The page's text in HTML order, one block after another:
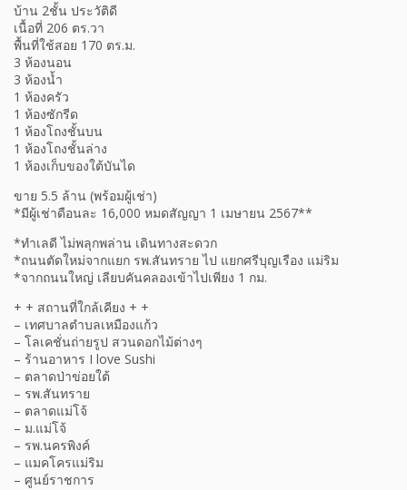
บ้าน 2ชั้น ประวัติดี
เนื้อที่ 206 ตร.วา
พื้นที่ใช้สอย 170 ตร.ม.
3 ห้องนอน
3 ห้องน้ำ
1 ห้องครัว
1 ห้องซักรีด
1 ห้องโถงชั้นบน
1 ห้องโถงชั้นล่าง
1 ห้องเก็บของใต้บันได
ขาย 5.5 ล้าน (พร้อมผู้เช่า)
*มีผู้เช่าดือนละ 16,000 หมดสัญญา 1 เมษายน 2567**
*ทำเลดี ไม่พลุกพล่าน เดินทางสะดวก
*ถนนตัดใหม่จากแยก รพ.สันทราย ไป แยกศรีบุญเรือง แม่ริม
*จากถนนใหญ่ เลียบคันคลองเข้าไปเพียง 1 กม.
+ + สถานที่ใกล้เคียง + +
– เทศบาลตำบลเหมืองแก้ว
– โลเคชั่นถ่ายรูป สวนดอกไม้ต่างๆ
– ร้านอาหาร I love Sushi
– ตลาดป่าข่อยใต้
– รพ.สันทราย
– ตลาดแม่โจ้
– ม.แม่โจ้
– รพ.นครพิงค์
– แมคโครแม่ริม
– ศูนย์ราชการ